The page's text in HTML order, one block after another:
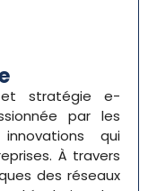
et stratégie e-
par les
qui
À travers
des réseaux